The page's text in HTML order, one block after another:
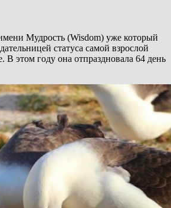
Мудрость (Wisdom) уже который
статуса самой взрослой
В этом году она отпраздновала 64 день